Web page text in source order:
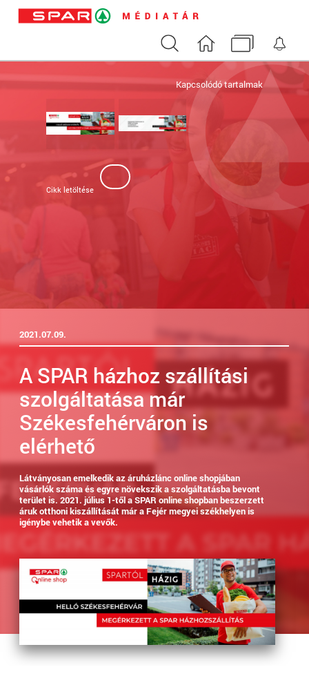
Keresés Nyitóoldal Médiatár
Kapcsolódó tartalmak
Cikk letöltése
2021.07.09.
A SPAR házhoz szállítási
szolgáltatása már
Székesfehérváron is
elérhető
Látványosan emelkedik az áruházlánc online shopjában
vásárlók száma és egyre növekszik a szolgáltatásba bevont
terület is. 2021. július 1-től a SPAR online shopban beszerzett
áruk otthoni kiszállítását már a Fejér megyei székhelyen is
igénybe vehetik a vevők.